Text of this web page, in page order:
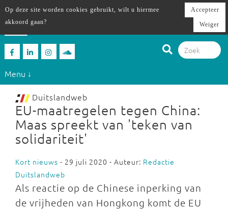
Menu ↓
Duitslandweb
EU-maatregelen tegen China:
Maas spreekt van 'teken van
solidariteit'
Kort nieuws - 29 juli 2020 - Auteur: Redactie
Duitslandweb
Als reactie op de Chinese inperking van
de vrijheden van Hongkong komt de EU
Op deze site worden cookies gebruikt, wilt u hiermee
akkoord gaan?
Accepteer
Weiger